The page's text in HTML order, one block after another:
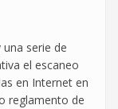
serie de
el escaneo
en Internet en
reglamento de